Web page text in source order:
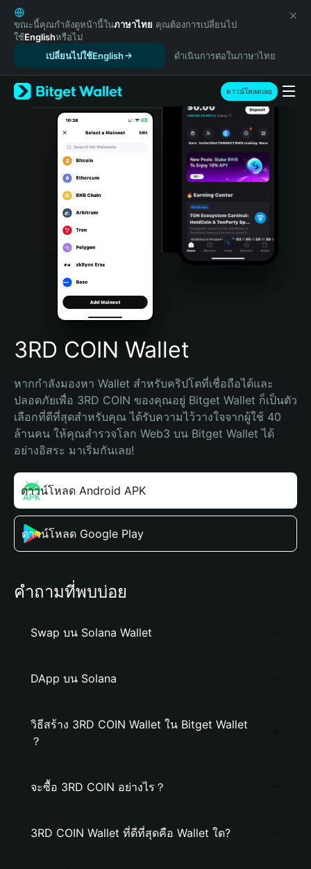
English
日本語
Tiếng Việt
Español (Latinoamérica)
Türkçe
Italiano
Português (Portugal)
Bahasa Indonesia
Português (Brasil)
Español (Argentina)
ขณะนี้คุณกำลังดูหน้านี้ในภาษาไทย คุณต้องการเปลี่ยนไป
ใช้Englishหรือไม่
เปลี่ยนไปใช้English
ดำเนินการต่อในภาษาไทย
ดาวน์โหลดเลย
3RD COIN Wallet
หากกำลังมองหา Wallet สำหรับคริปโตที่เชื่อถือได้และ
ปลอดภัยเพื่อ 3RD COIN ของคุณอยู่ Bitget Wallet ก็เป็นตัว
เลือกที่ดีที่สุดสำหรับคุณ ได้รับความไว้วางใจจากผู้ใช้ 40
ล้านคน ให้คุณสำรวจโลก Web3 บน Bitget Wallet ได้
อย่างอิสระ มาเริ่มกันเลย!
ดาวน์โหลด Android APK
ดาวน์โหลด Google Play
คำถามที่พบบ่อย
Swap บน Solana Wallet
DApp บน Solana
วิธีสร้าง 3RD COIN Wallet ใน Bitget Wallet
？
จะซื้อ 3RD COIN อย่างไร？
3RD COIN Wallet ที่ดีที่สุดคือ Wallet ใด?